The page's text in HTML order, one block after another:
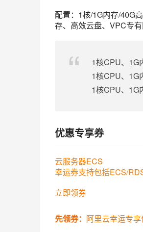
配置：1核/1G内存/40G
存、高效云盘、VPC专有
1核CPU、1G
1核CPU、1G
1核CPU、1G
优惠专享券
云服务器ECS
幸运券支持包括ECS/
立即领券
先领券： 阿里云幸运专